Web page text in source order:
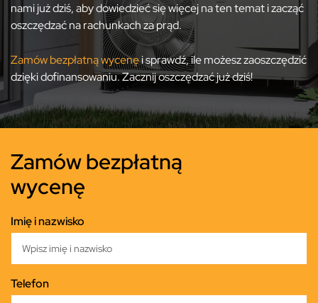
nami już dziś, aby dowiedzieć się więcej na ten temat i zacząć
oszczędzać na rachunkach za prąd.
Zamów bezpłatną wycenęi sprawdź, ile możesz zaoszczędzić
dzięki dofinansowaniu. Zacznij oszczędzać już dziś!
Zamów bezpłatną
wycenę
Imię i nazwisko
Telefon